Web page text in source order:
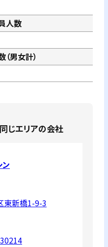
人数
男女計）
じエリアの会社
東新橋1-9-3